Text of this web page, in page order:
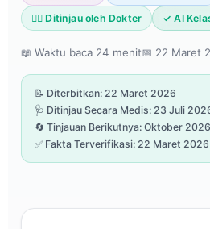
👨‍⚕️ Ditinjau oleh Dokter ✓ AI
📖 Waktu baca 24 menit📅 22 Maret
📝 Diterbitkan: 22 Maret 2026
🩺 Ditinjau Secara Medis: 23 Juli
🔄 Tinjauan Berikutnya: Oktober 2026
✅ Fakta Terverifikasi: 22 Maret 2026